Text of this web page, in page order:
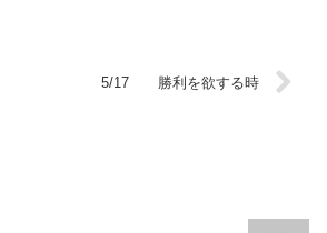
5/17 勝利を欲する時